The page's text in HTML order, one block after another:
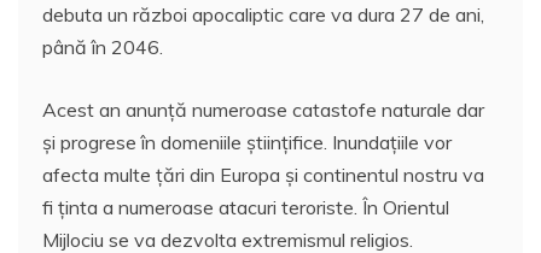
debuta un război apocaliptic care va dura 27 de ani,
până în 2046.
Acest an anunță numeroase catastofe naturale dar
și progrese în domeniile științifice. Inundațiile vor
afecta multe țări din Europa și continentul nostru va
fi ținta a numeroase atacuri teroriste. În Orientul
Mijlociu se va dezvolta extremismul religios.